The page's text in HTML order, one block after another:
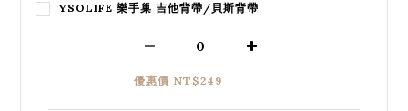
YSOLIFE 樂手巢 吉他背帶/貝斯背帶
優惠價 NT$249